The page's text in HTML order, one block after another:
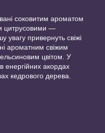
соковитим ароматом
цитрусовими —
привернуть свіжі
ароматним свіжим
цвітом. У
енергійних акордах
кедрового дерева.